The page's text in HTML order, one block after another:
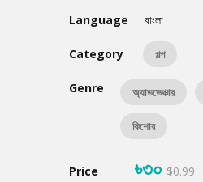
Language
বাংলা
Category গল্প
Genre অ্যাডভেঞ্চার
কিশোর
Price ৳৩০ $0.99